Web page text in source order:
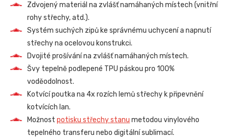
Zdvojený materiál na zvlášť namáhaných místech (vnitřní
rohy střechy, atd.).
Systém suchých zipů ke správnému uchycení a napnutí
střechy na ocelovou konstrukci.
Dvojité prošívání na zvlášť namáhaných místech.
Švy tepelně podlepené TPU páskou pro 100%
voděodolnost.
Kotvící poutka na 4x rozích lemů střechy k připevnění
kotvících lan.
Možnostpotisku střechy stanu metodou vinylového
tepelného transferu nebo digitální sublimací.